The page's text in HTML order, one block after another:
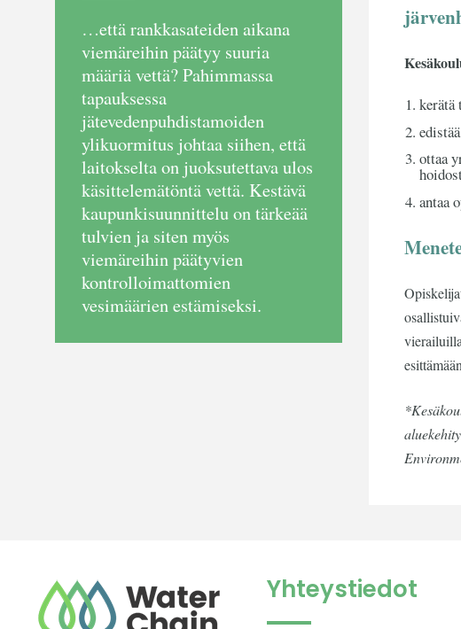
kerätä
ottaa
antaa
…että rankkasateiden aikana
viemäreihin päätyy suuria
määriä vettä? Pahimmassa
tapauksessa
jätevedenpuhdistamoiden
ylikuormitus johtaa siihen, että
laitokselta on juoksutettava ulos
käsittelemätöntä vettä. Kestävä
kaupunkisuunnittelu on tärkeää
tulvien ja siten myös
viemäreihin päätyvien
kontrolloimattomien
vesimäärien estämiseksi.
Yhteystiedot